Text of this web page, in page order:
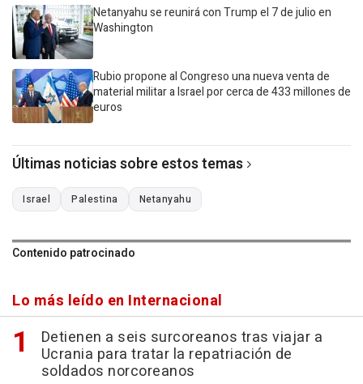
Netanyahu se reunirá con Trump el 7 de julio en
Washington
Rubio propone al Congreso una nueva venta de
material militar a Israel por cerca de 433 millones de
euros
Últimas noticias sobre estos temas
Israel Palestina Netanyahu
Contenido patrocinado
Lo más leído en Internacional
Detienen a seis surcoreanos tras viajar a
Ucrania para tratar la repatriación de
soldados norcoreanos